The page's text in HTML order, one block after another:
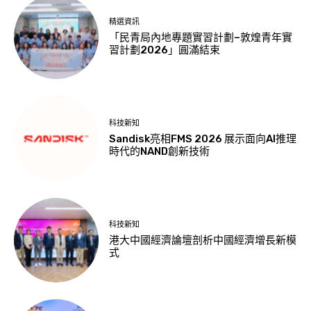
精選資訊
「民青局內地專題實習計劃–敦煌青年實
習計劃2026」圓滿結束
科技新知
Sandisk亮相FMS 2026 展示面向AI推理
時代的NAND創新技術
科技新知
港大中國經濟論壇剖析中國經濟增長新模
式